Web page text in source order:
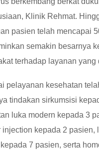
Klinik Rehmat.
pasien telah mencapai
semakin besarnya
terhadap layanan yang
pelayanan kesehatan
tindakan sirkumsisi
luka modern kepada 3
injection kepada 2 pasien,
7 pasien, serta